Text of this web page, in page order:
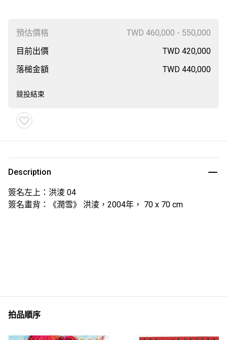
預估價格
TWD 460,000 - 550,000
目前出價
TWD 420,000
落槌金額
TWD 440,000
競投結束
Description
簽名左上：洪淩 04
簽名畫背：《潤雪》 洪淩，2004年， 70 x 70 cm
拍品順序